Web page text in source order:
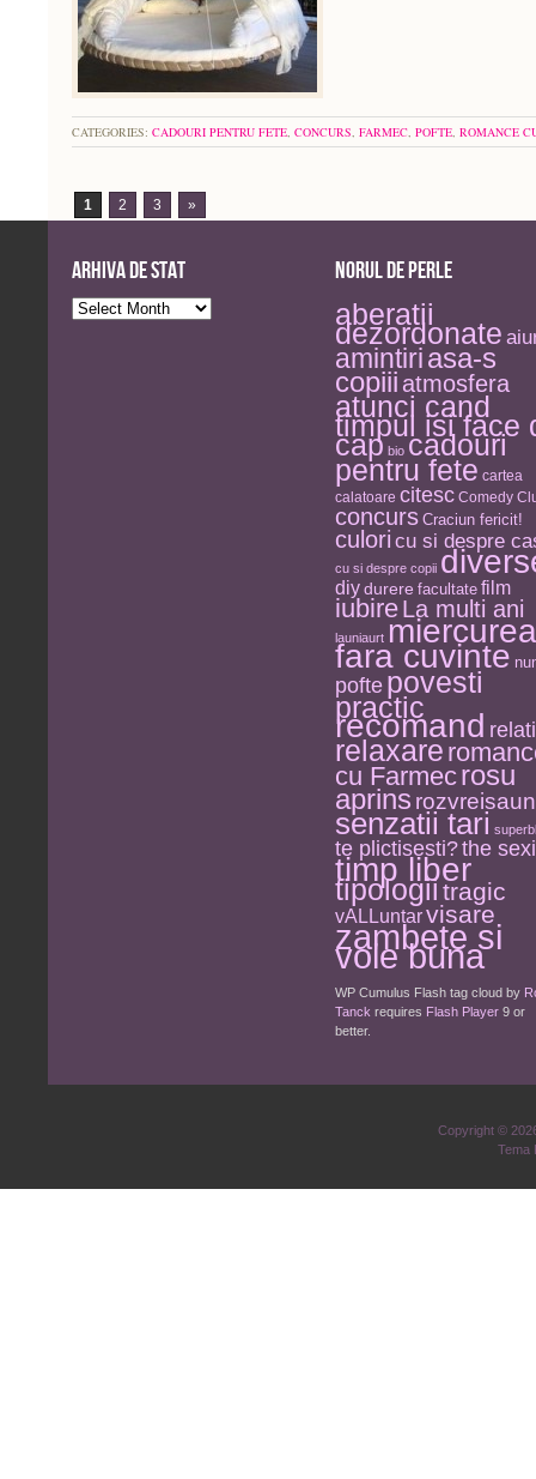
CATEGORIES: CADOURI PENTRU FETE, CONCURS, FARMEC, POFTE, ROMANCE
1 2 3 »
Arhiva de stat
Arhiva
de
Norul de perle
aberatii
dezordonate
amintiriasa-s
copiii atmosfera
atunci cand
timpul isi face
cap bio cadouri
pentru fete cartea
calatoare citesc Comedy
concurs Craciun fericit!
culori cu si despre
cu si despre copii
diydurere facultate film
iubireLa multi ani
launiaurt miercurea
fara cuvinte
pofte povesti
practic
recomand
relaxare
cu Farmecrosu
aprins
senzatii tari
te plictisesti?the
timp liber
tipologiitragic
vALLuntarvisare
zambete si
voie buna
WP Cumulus Flash tag cloud by
Tanck requires Flash Player 9 or
better.
Copyright ©
Tema